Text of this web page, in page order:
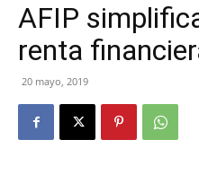
AFIP
renta
20 mayo, 2019